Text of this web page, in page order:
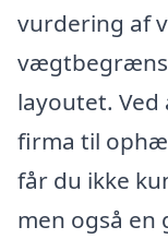
vurdering af
layoutet.
firma til
får du ikke
men også